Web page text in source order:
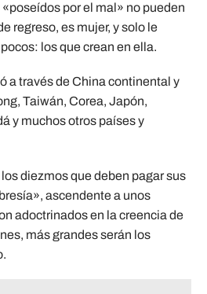
por el mal» no pueden
regreso, es mujer, y solo le
los que crean en ella.
a través de China continental y
Taiwán, Corea, Japón,
y muchos otros países y
diezmos que deben pagar sus
ascendente a unos
adoctrinados en la creencia de
más grandes serán los